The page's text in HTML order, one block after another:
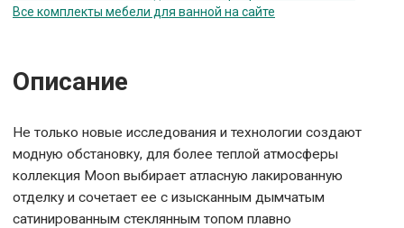
Все комплекты мебели для ванной на сайте
Описание
Не только новые исследования и технологии создают
модную обстановку, для более теплой атмосферы
коллекция Moon выбирает атласную лакированную
отделку и сочетает ее с изысканным дымчатым
сатинированным стеклянным топом плавно